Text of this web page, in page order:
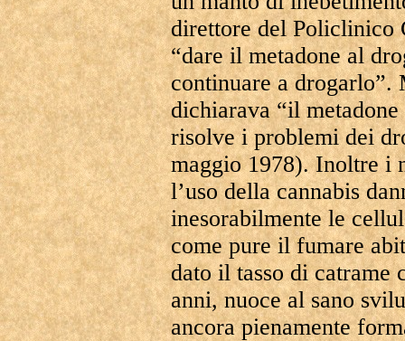
direttore del Policlinico
“dare il metadone al
continuare a drogarlo”.
dichiarava “il
risolve i problemi dei
maggio 1978). Inoltre i
l’uso della cannabis
inesorabilmente le
come pure il fumare
dato il tasso di catrame
anni, nuoce al sano
ancora pienamente